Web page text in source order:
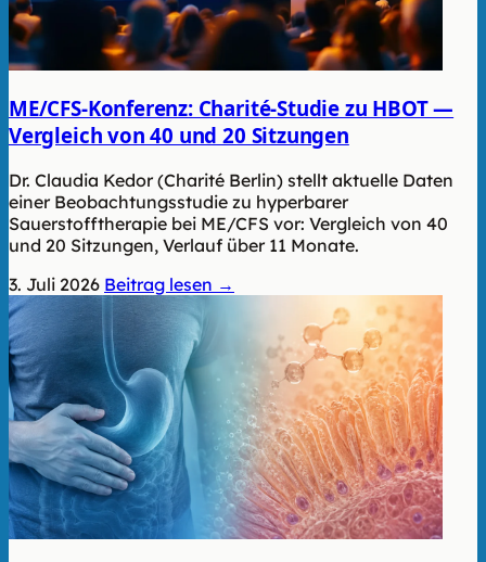
ME/CFS-Konferenz: Charité-Studie zu HBOT —
Vergleich von 40 und 20 Sitzungen
Dr. Claudia Kedor (Charité Berlin) stellt aktuelle Daten
einer Beobachtungsstudie zu hyperbarer
Sauerstofftherapie bei ME/CFS vor: Vergleich von 40
und 20 Sitzungen, Verlauf über 11 Monate.
3. Juli 2026 Beitrag lesen →